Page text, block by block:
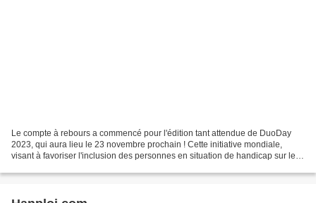
Le compte à rebours a commencé pour l'édition tant attendue de DuoDay
2023, qui aura lieu le 23 novembre prochain ! Cette initiative mondiale,
visant à favoriser l'inclusion des personnes en situation de handicap sur le